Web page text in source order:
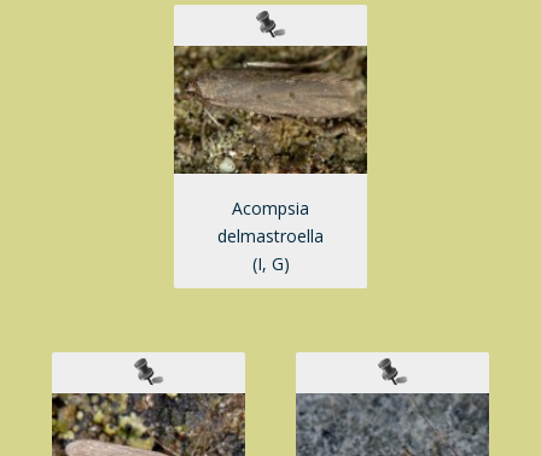
Acompsia
delmastroella
(I, G)